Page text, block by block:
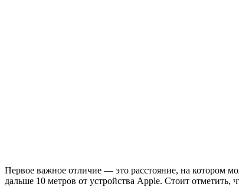
Первое важное отличие — это расстояние, на котором
дальше 10 метров от устройства Apple. Стоит